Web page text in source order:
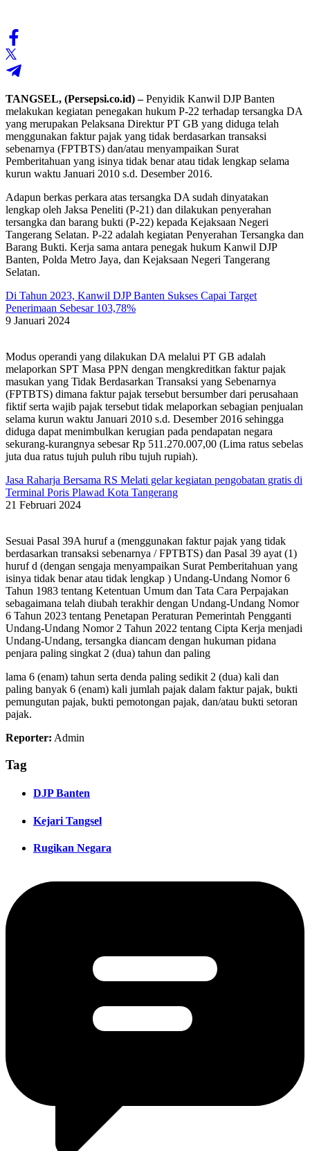
TANGSEL, (Persepsi.co.id) –Penyidik Kanwil DJP Banten
melakukan kegiatan penegakan hukum P-22 terhadap tersangka DA
yang merupakan Pelaksana Direktur PT GB yang diduga telah
menggunakan faktur pajak yang tidak berdasarkan transaksi
sebenarnya (FPTBTS) dan/atau menyampaikan Surat
Pemberitahuan yang isinya tidak benar atau tidak lengkap selama
kurun waktu Januari 2010 s.d. Desember 2016.
Adapun berkas perkara atas tersangka DA sudah dinyatakan
lengkap oleh Jaksa Peneliti (P-21) dan dilakukan penyerahan
tersangka dan barang bukti (P-22) kepada Kejaksaan Negeri
Tangerang Selatan. P-22 adalah kegiatan Penyerahan Tersangka dan
Barang Bukti. Kerja sama antara penegak hukum Kanwil DJP
Banten, Polda Metro Jaya, dan Kejaksaan Negeri Tangerang
Selatan.
Di Tahun 2023, Kanwil DJP Banten Sukses Capai Target
Penerimaan Sebesar 103,78%
9 Januari 2024
Modus operandi yang dilakukan DA melalui PT GB adalah
melaporkan SPT Masa PPN dengan mengkreditkan faktur pajak
masukan yang Tidak Berdasarkan Transaksi yang Sebenarnya
(FPTBTS) dimana faktur pajak tersebut bersumber dari perusahaan
fiktif serta wajib pajak tersebut tidak melaporkan sebagian penjualan
selama kurun waktu Januari 2010 s.d. Desember 2016 sehingga
diduga dapat menimbulkan kerugian pada pendapatan negara
sekurang-kurangnya sebesar Rp 511.270.007,00 (Lima ratus sebelas
juta dua ratus tujuh puluh ribu tujuh rupiah).
Jasa Raharja Bersama RS Melati gelar kegiatan pengobatan gratis di
Terminal Poris Plawad Kota Tangerang
21 Februari 2024
Sesuai Pasal 39A huruf a (menggunakan faktur pajak yang tidak
berdasarkan transaksi sebenarnya / FPTBTS) dan Pasal 39 ayat (1)
huruf d (dengan sengaja menyampaikan Surat Pemberitahuan yang
isinya tidak benar atau tidak lengkap ) Undang-Undang Nomor 6
Tahun 1983 tentang Ketentuan Umum dan Tata Cara Perpajakan
sebagaimana telah diubah terakhir dengan Undang-Undang Nomor
6 Tahun 2023 tentang Penetapan Peraturan Pemerintah Pengganti
Undang-Undang Nomor 2 Tahun 2022 tentang Cipta Kerja menjadi
Undang-Undang, tersangka diancam dengan hukuman pidana
penjara paling singkat 2 (dua) tahun dan paling
lama 6 (enam) tahun serta denda paling sedikit 2 (dua) kali dan
paling banyak 6 (enam) kali jumlah pajak dalam faktur pajak, bukti
pemungutan pajak, bukti pemotongan pajak, dan/atau bukti setoran
pajak.
Reporter: Admin
Tag
DJP Banten
Kejari Tangsel
Rugikan Negara